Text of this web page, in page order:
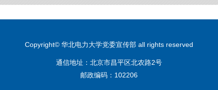
Copyright© 华北电力大学党委宣传部 all rights reserved
通信地址：北京市昌平区北农路2号
邮政编码：102206